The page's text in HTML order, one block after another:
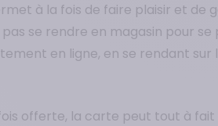
à la fois de faire plaisir et de
se rendre en magasin pour
en ligne, en se rendant
offerte, la carte peut tout à